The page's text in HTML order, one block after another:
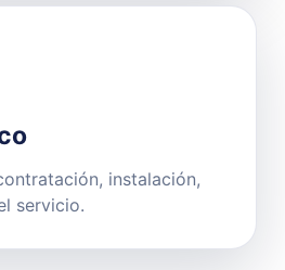
instalación,
servicio.